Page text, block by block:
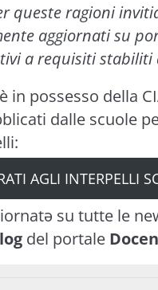
queste ragioni
aggiornati su
a requisiti stabiliti
in possesso della
dalle scuole
AGLI INTERPELLI
su tutte le
del portale